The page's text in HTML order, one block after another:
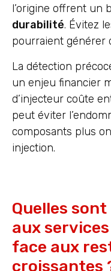
l’origine offrent un
durabilité. Évitez
pourraient générer
La détection
un enjeu financier
d’injecteur coûte
peut éviter
composants plus
injection.
Quelles
aux
face aux
croissantes